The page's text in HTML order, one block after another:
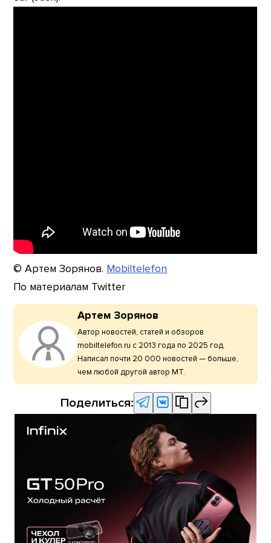
© Артем Зорянов. Mobiltelefon
По материалам Twitter
Артем Зорянов
Автор новостей, статей и обзоров
mobiltelefon.ru с 2013 года по 2025 год.
Написал почти 20 000 новостей — больше,
чем любой другой автор МТ.
Поделиться: